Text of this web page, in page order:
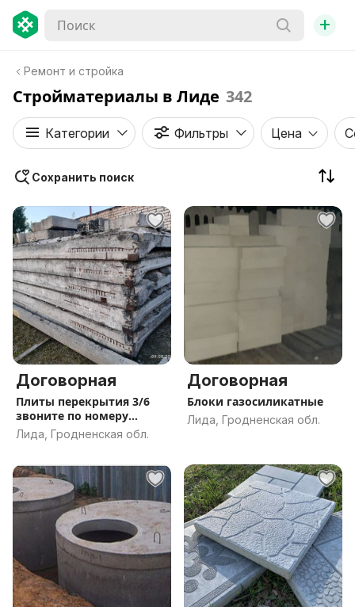
+
Ремонт и стройка
Стройматериалы в Лиде 342
Категории Фильтры Цена
Сохранить поиск
Договорная
Плиты перекрытия 3/6
звоните по номеру
телефона
Лида, Гродненская обл.
Договорная
Блоки газосиликатные
Лида, Гродненская обл.